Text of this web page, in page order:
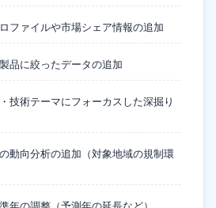
ファイルや市場シェア情報の追加
品に絞ったデータの追加
技術テーマにフォーカスした深掘り
動向分析の追加（対象地域の規制環